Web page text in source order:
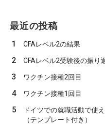
最近の投稿
1 CFAレベル2の結果
2 CFAレベル2受験後の振り
3 ワクチン接種2回目
4 ワクチン接種1回目
5
ドイツでの就職活動で使
（テンプレート付き）